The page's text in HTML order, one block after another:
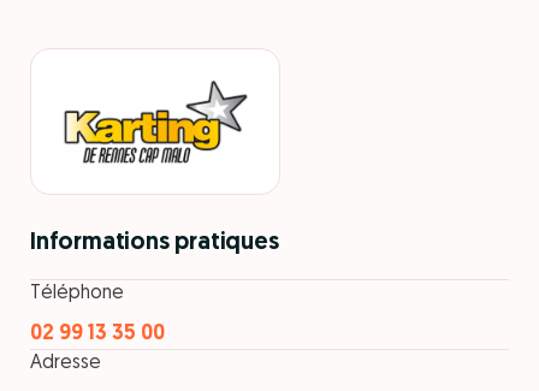
Informations pratiques
Téléphone
02 99 13 35 00
Adresse